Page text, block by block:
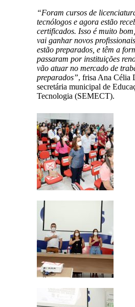
“Foram cursos de
tecnólogos e agora estão
certificados. Isso é muito
vai ganhar novos
estão preparados, e têm a
passaram por instituições
vão atuar no mercado de
preparados”, frisa Ana Célia
secretária municipal de
Tecnologia (SEMECT).